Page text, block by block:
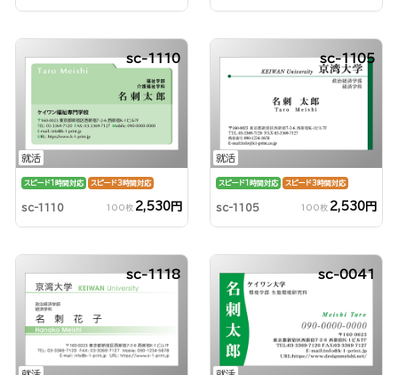
就活
sc-1110
スピード1時間対応 スピード3時間対応
sc-1110 100枚 2,530円
就活
sc-1105
スピード1時間対応 スピード3時間対応
sc-1105 100枚 2,530円
sc-1118 sc-0041